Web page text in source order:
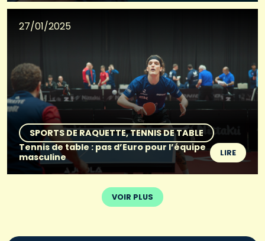
27/01/2025
SPORTS DE RAQUETTE TENNIS DE TABLE
Tennis de table : pas d’Euro pour l’équipe
masculine
LIRE
VOIR PLUS